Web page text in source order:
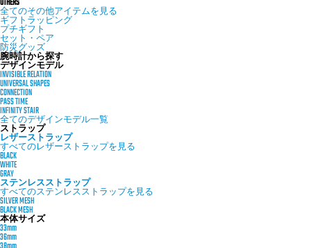
OTHERS
全てのその他アイテムを見る
ギフトラッピング
プチギフト
セット・ペア
防災グッズ
腕時計から探す
デザインモデル
INVISIBLE RELATION
UNIVERSAL SHAPES
CONNECTION
PASS TIME
INFINITY STAIR
全てのデザインモデル一覧
ストラップ
レザーストラップ
すべてのレザーストラップを見る
BLACK
WHITE
GRAY
ステンレスストラップ
すべてのステンレスストラップを見る
SILVER MESH
BLACK MESH
本体サイズ
33mm
36mm